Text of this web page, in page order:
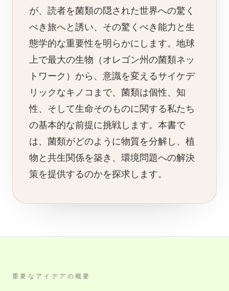
が、読者を菌類の隠された世界への驚く
べき旅へと誘い、その驚くべき能力と生
態学的な重要性を明らかにします。地球
上で最大の生物（オレゴン州の菌類ネッ
トワーク）から、意識を変えるサイケデ
リックなキノコまで、菌類は個性、知
性、そして生命そのものに関する私たち
の基本的な前提に挑戦します。本書で
は、菌類がどのように物質を分解し、植
物と共生関係を築き、環境問題への解決
策を提供するのかを探求します。
重要なアイデアの概要